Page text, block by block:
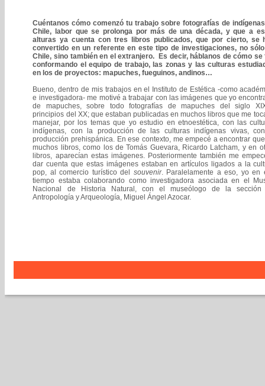
Cuéntanos cómo comenzó tu trabajo sobre fotografías de
Chile, labor que se prolonga por más de una década, y que a
alturas ya cuenta con tres libros publicados, que por cierto, se
convertido en un referente en este tipo de investigaciones, no
Chile, sino también en el extranjero. Es decir, háblanos de cómo se
conformando el equipo de trabajo, las zonas y las culturas
en los de proyectos: mapuches, fueguinos, andinos…
Bueno, dentro de mis trabajos en el Instituto de Estética -como
e investigadora- me motivé a trabajar con las imágenes que yo
de mapuches, sobre todo fotografías de mapuches del siglo
principios del XX; que estaban publicadas en muchos libros que me
manejar, por los temas que yo estudio en etnoestética, con las
indígenas, con la producción de las culturas indígenas vivas,
producción prehispánica. En ese contexto, me empecé a encontrar
muchos libros, como los de Tomás Guevara, Ricardo Latcham, y en
libros, aparecían estas imágenes. Posteriormente también me
dar cuenta que estas imágenes estaban en artículos ligados a la
pop, al comercio turístico del souvenir. Paralelamente a eso, yo en
tiempo estaba colaborando como investigadora asociada en el
Nacional de Historia Natural, con el museólogo de la sección
Antropología y Arqueología, Miguel Ángel Azocar.